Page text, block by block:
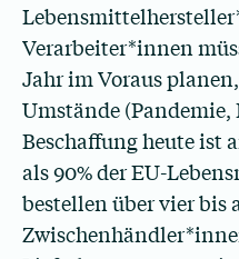
Verarbeiter*innen
Jahr im Voraus
Umstände (Pandemie,
Beschaffung heute ist
als 90% der EU-
bestellen über vier bis